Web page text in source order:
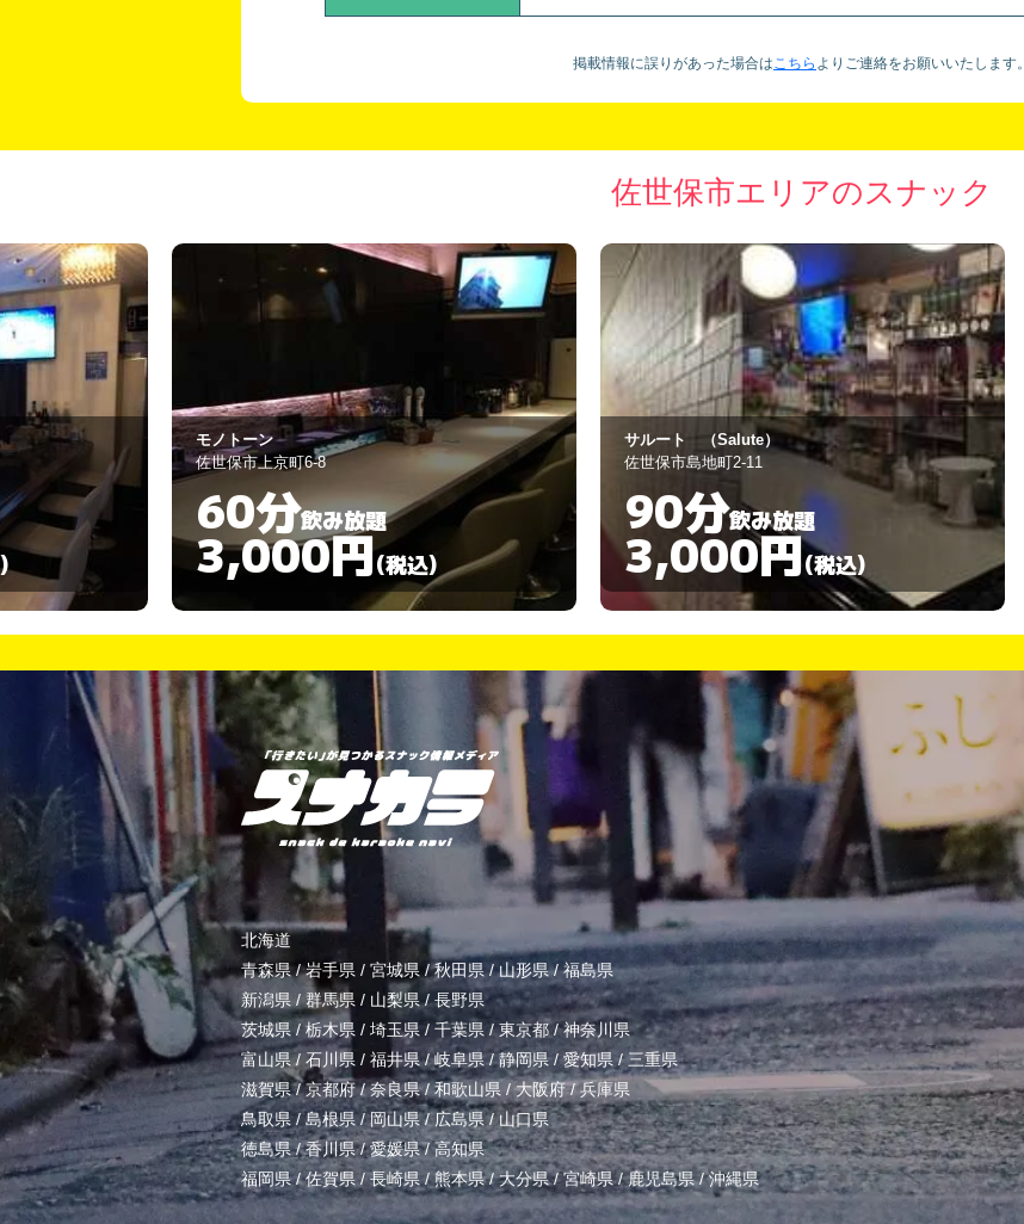
掲載情報に誤りがあった場合はこちら より ご連絡をお願いいたします。
佐世保市エリアのスナック
サルート （Salute）
佐世保市島地町2-11
90分飲み放題
3,000円(税込)
Bar TRICKY
佐世保市山県町1-24 2F
90分飲み放題
3,000円(税込)
北海道
青森県/岩手県 / 宮城県 /秋田県 /山形県/福島県
新潟県 / 群馬県 / 山梨県/長野県
茨城県 / 栃木県 / 埼玉県/ 千葉県 /東京都/神奈川県
富山県/ 石川県 / 福井県/岐阜県/静岡県/ 愛知県 / 三重県
滋賀県/京都府/奈良県/和歌山県 /大阪府/兵庫県
鳥取県/島根県/岡山県/広島県/山口県
徳島県/香川県/愛媛県/高知県
福岡県/佐賀県/長崎県 /熊本県/大分県/宮崎県/鹿児島県/沖縄県